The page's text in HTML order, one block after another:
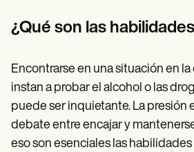
Demos
Switch to Carepatron
Become a Partner
Why Carepatron?
Login
Get started
¿Qué son las
Encontrarse en una situación en
instan a probar el alcohol o las
puede ser inquietante. La presión
debate entre encajar y
eso son esenciales las habilidades